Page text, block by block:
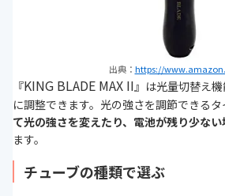
出典： https://
『KING BLADE MAX II』は光量切替え
に調整できます。光の強さを調節できるタ
て光の強さを変えたり、電池が残り少な
ます。
チューブの種類で選ぶ